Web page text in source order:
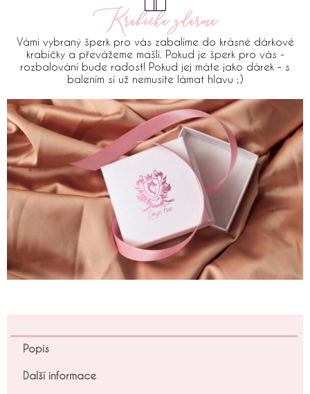
Krabička zdarma
Vámi vybraný šperk pro vás zabalíme do krásné dárkové
krabičky a převážeme mašlí. Pokud je šperk pro vás -
rozbalování bude radost! Pokud jej máte jako dárek - s
balením si už nemusíte lámat hlavu ;)
Popis
Další informace